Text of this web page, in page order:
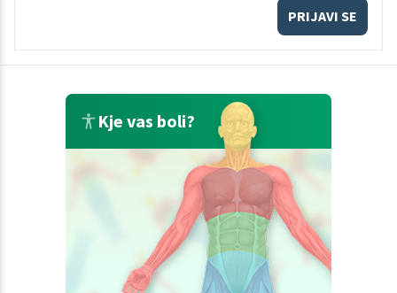
PRIJAVI SE
Kje vas boli?